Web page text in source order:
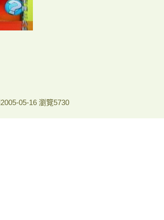
2005-05-16 瀏覽5730